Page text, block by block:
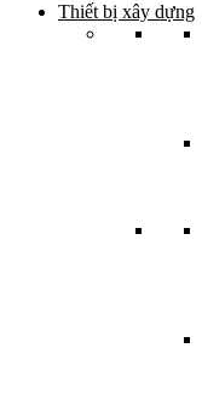
Thiết bị xây dựng